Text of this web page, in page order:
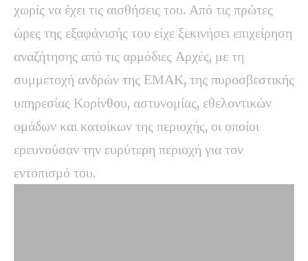
χωρίς να έχει τις αισθήσεις του. Από τις πρώτες
ώρες της εξαφάνισής του είχε ξεκινήσει επιχείρηση
αναζήτησης από τις αρμόδιες Αρχές, με τη
συμμετοχή ανδρών της ΕΜΑΚ, της πυροσβεστικής
υπηρεσίας Κορίνθου, αστυνομίας, εθελοντικών
ομάδων και κατοίκων της περιοχής, οι οποίοι
ερευνούσαν την ευρύτερη περιοχή για τον
εντοπισμό του.